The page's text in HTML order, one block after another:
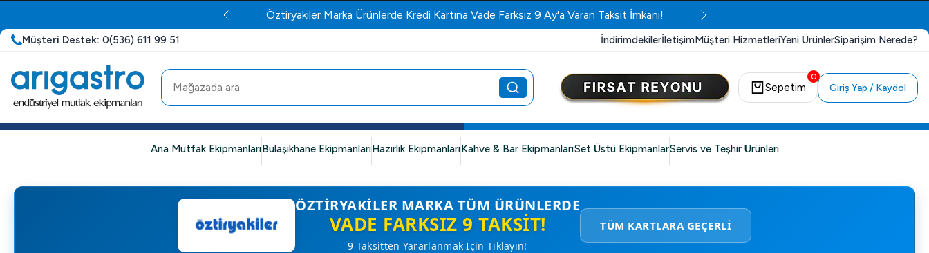
Öztiryakiler Marka Ürünlerde Kredi Kartına Vade Farksız 9 Ay'a Varan Taksit İmkanı!
Müşteri Destek: 0(536) 611 99 51 İndirimdekilerİletişimMüşteri HizmetleriYeni ÜrünlerSiparişim Nerede?
0
Sepetim Giriş Yap / Kaydol
Ana Mutfak EkipmanlarıBulaşıkhane EkipmanlarıHazırlık EkipmanlarıKahve & Bar EkipmanlarıSet Üstü EkipmanlarServis ve Teşhir Ürünleri
ÖZTIRYAKILER MARKA TÜM ÜRÜNLERDE
VADE FARKSIZ 9 TAKSIT!
9 Taksitten Yararlanmak İçin Tıklayın!
TÜM KARTLARA GEÇERLİ